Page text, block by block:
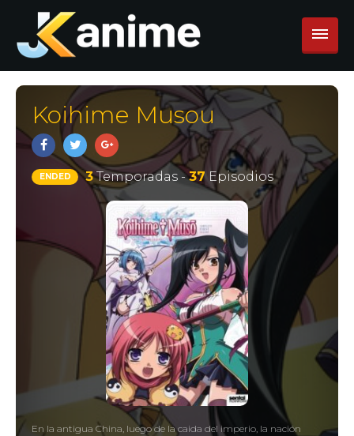
Koihime Musou
ENDED 3Temporadas -37 Episodios
En la antigua China, luego de la caida del imperio, la nación